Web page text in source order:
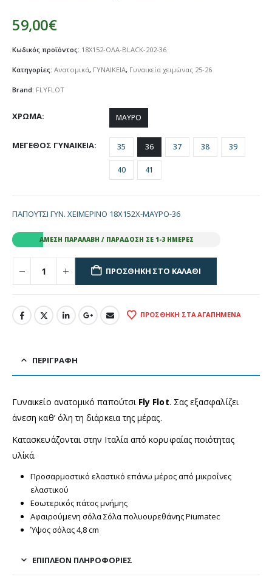
59,00€
Κωδικός προϊόντος: 18X152-ΟΛΑ-BLACK-202-36
Κατηγορίες: Ανατομικά, ΓΥΝΑΙΚΕΙΑ, Γυναικεία χειμώνας 25-26
Brand: FLYFLOT
ΧΡΩΜΑ ΜΑΥΡΟ
ΜΕΓΕΘΟΣ ΓΥΝΑΙΚΕΙΑ 35 36 37 38 39
40 41
ΠΑΠOΥΤΣΙ ΓΥΝ. ΧΕΙΜΕΡΙΝΟ 18Χ152Χ-ΜΑΥΡΟ-36
ΆΜΕΣΗ ΠΑΡΑΛΑΒΉ / ΠΑΡΆΔΟΣΗ ΣΕ 1-3 ΗΜΈΡΕΣ
ΠΡΟΣΘΉΚΗ ΣΤΟ ΚΑΛΆΘΙ
ΠΡΟΣΘΉΚΗ ΣΤΑ ΑΓΑΠΗΜΈΝΑ
ΠΕΡΙΓΡΑΦΉ
Γυναικείο ανατομικό παπούτσι Fly Flot. Σας εξασφαλίζει
άνεση καθ’ όλη τη διάρκεια της μέρας.
Κατασκευάζονται στην Ιταλία από κορυφαίας ποιότητας
υλίκά.
Προσαρμοστικό ελαστικό επάνω μέρος από μικροΐνες
ελαστικού
Εσωτερικός πάτος μνήμης
Αφαιρούμενη σόλα Σόλα πολυουρεθάνης Piumatec
Ύψος σόλας 4,8 cm
ΕΠΙΠΛΈΟΝ ΠΛΗΡΟΦΟΡΊΕΣ